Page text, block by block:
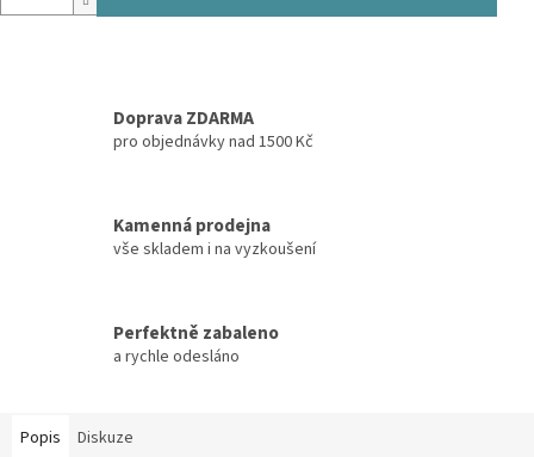
Doprava ZDARMA
pro objednávky nad 1500 Kč
Kamenná prodejna
vše skladem i na vyzkoušení
Perfektně zabaleno
a rychle odesláno
Popis Diskuze